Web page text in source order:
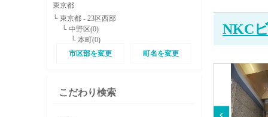
東京都
└ 東京都 - 23区西部
└ 中野区(0)
└ 本町(0)
市区部を変更
町名を変更
こだわり検索
NKC